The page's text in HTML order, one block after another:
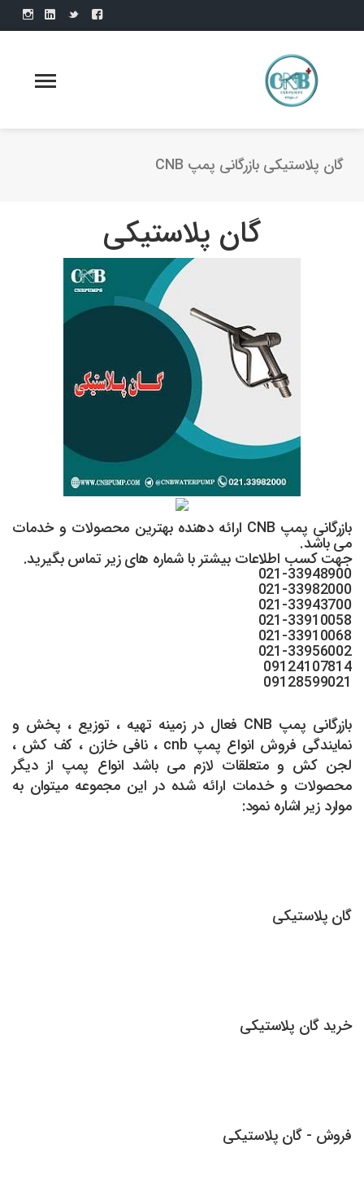
گان پلاستیکی بازرگانی پمپ CNB
گان پلاستیکی
بازرگانی پمپ CNB ارائه دهنده بهترین محصولات و خدمات
می باشد.
جهت کسب اطلاعات بیشتر با شماره های زیر تماس بگیرید.
021-33948900
021-33982000
021-33943700
021-33910058
021-33910068
021-33956002
09124107814
09128599021
بازرگانی پمپ CNB فعال در زمینه تهیه ، توزیع ، پخش و
نمایندگی فروش انواع پمپ cnb ، نافی خازن ، کف کش ،
لجن کش و متعلقات لازم می باشد انواع پمپ از دیگر
محصولات و خدمات ارائه شده در این مجموعه میتوان به
موارد زیر اشاره نمود:
گان پلاستیکی
خرید گان پلاستیکی
فروش - گان پلاستیکی